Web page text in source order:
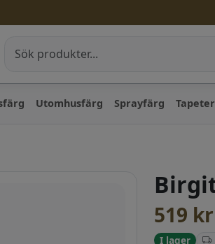
Utomhusfärg Sprayfärg Tapeter
519 kr
I lager